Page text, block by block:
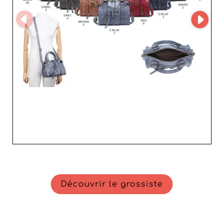
Pour les revendeurs désireux d'élargir leur offre avec des
produits de qualité supérieure, Mari srls représente un
partenaire de choix. En somme, collaborer avec Mari srls,
c'est choisir la qualité, la ponctualité et un service client
irréprochable. N'attendez plus pour intégrer leurs sacs,
montres et accessoires à votre catalogue et offrir à votre
clientèle une expérience d'achat remarquable.
Découvrir le grossiste